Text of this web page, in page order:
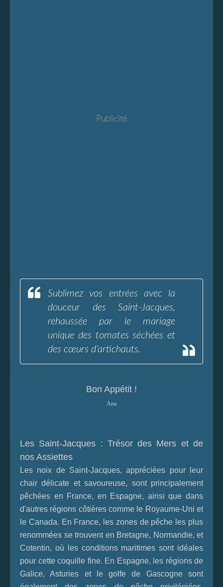
Publicité
Sublimez vos entrées avec la
douceur des Saint-Jacques,
rehaussée par le mariage
unique des tomates séchées et
des cœurs d’artichauts.
Bon Appétit !
Ana
Les Saint-Jacques : Trésor des Mers et de
nos Assiettes
Les noix de Saint-Jacques, appréciées pour leur
chair délicate et savoureuse, sont principalement
pêchées en France, en Espagne, ainsi que dans
d'autres régions côtières comme le Royaume-Uni et
le Canada. En France, les zones de pêche les plus
renommées se trouvent en Bretagne, Normandie, et
Cotentin, où les conditions maritimes sont idéales
pour cette coquille fine. En Espagne, les régions de
Galice, Asturies et le golfe de Gascogne sont